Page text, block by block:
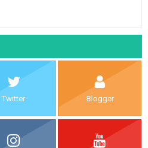
Twitter Blogger